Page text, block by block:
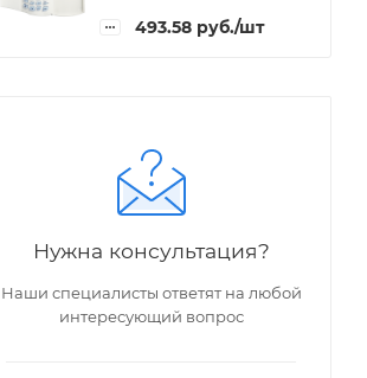
493.58 руб./шт
Нужна консультация?
Наши специалисты ответят на любой
интересующий вопрос